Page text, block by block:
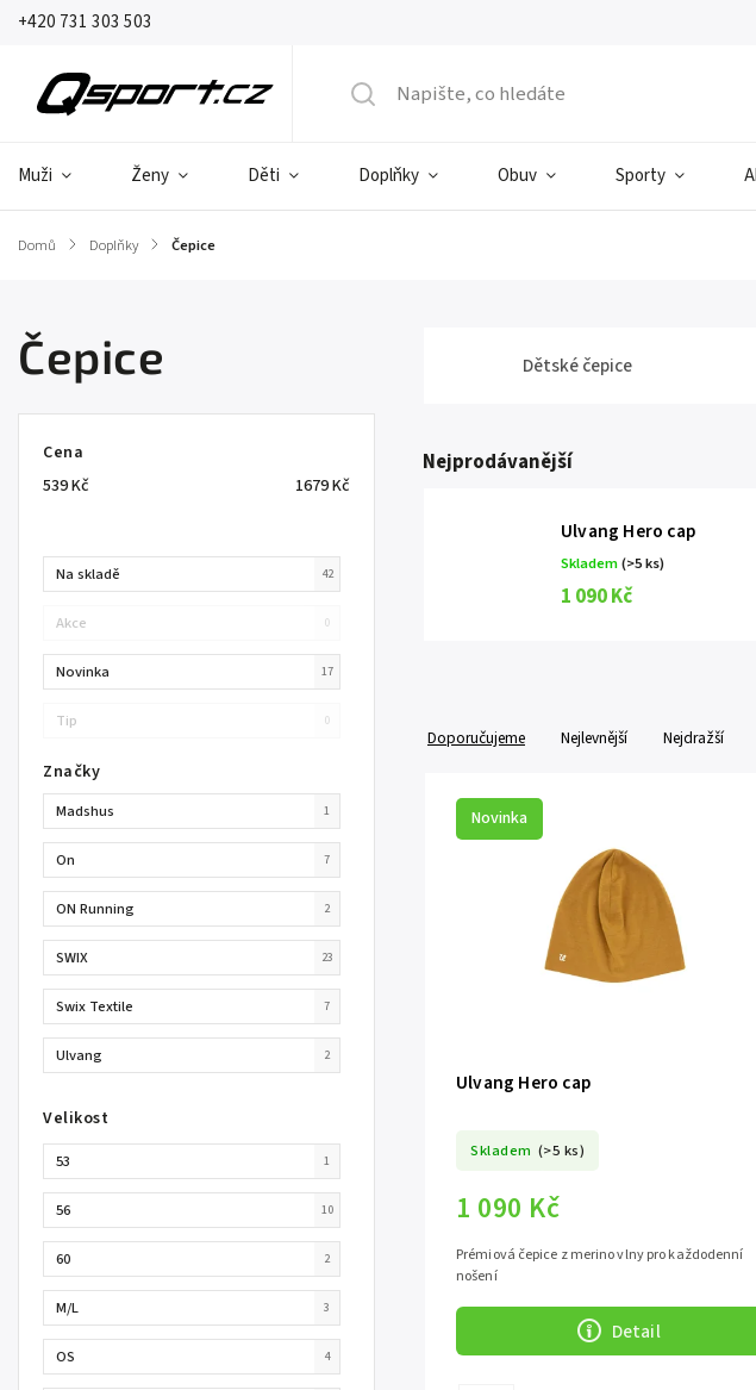
+420 731 303 503
Muži Ženy Děti Doplňky Obuv Sporty
Domů / Doplňky / Čepice
Čepice
Cena
539Kč 1679Kč
Na skladě 42
Akce 0
Novinka 17
Tip 0
Značky
Madshus 1
On 7
ON Running 2
SWIX 23
Swix Textile 7
Ulvang 2
Velikost
53 1
56 10
60 2
M/L 3
OS 4
Dětské čepice
Nejprodávanější
Ulvang Hero cap
Skladem(>5 ks)
1 090 Kč
Doporučujeme Nejlevnější Nejdražší
Novinka
Ulvang Hero cap
Skladem (>5 ks)
1 090 Kč
Detail
Prémiová čepice z merino vlny pro každodenní
nošení